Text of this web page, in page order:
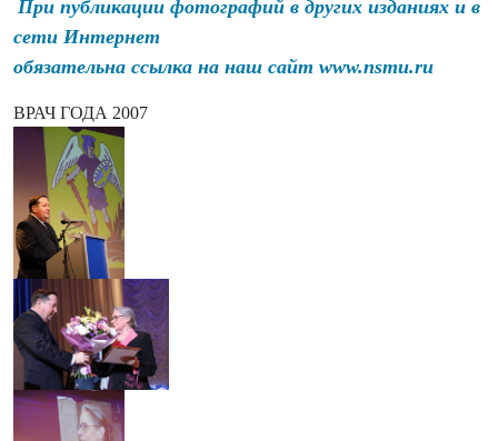
При публикации фотографий в других изданиях и в
сети Интернет
обязательна ссылка на наш сайт www.nsmu.ru
ВРАЧ ГОДА 2007